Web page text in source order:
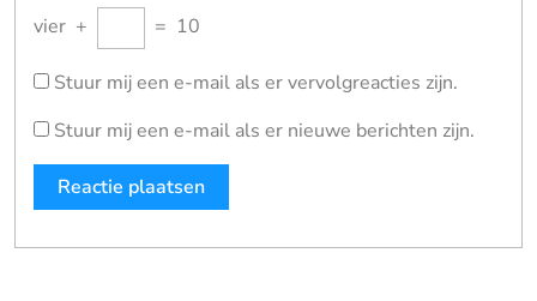
vier + = 10
Stuur mij een e-mail als er vervolgreacties zijn.
Stuur mij een e-mail als er nieuwe berichten zijn.